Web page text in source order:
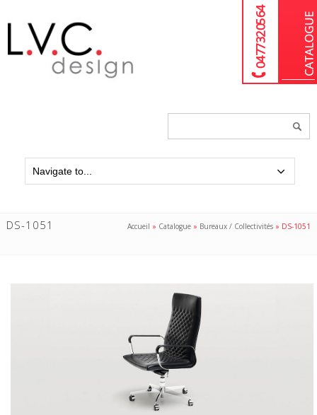
04 77 32 05 64
DS-1051 Accueil » Catalogue » Bureaux / Collectivités » DS-1051